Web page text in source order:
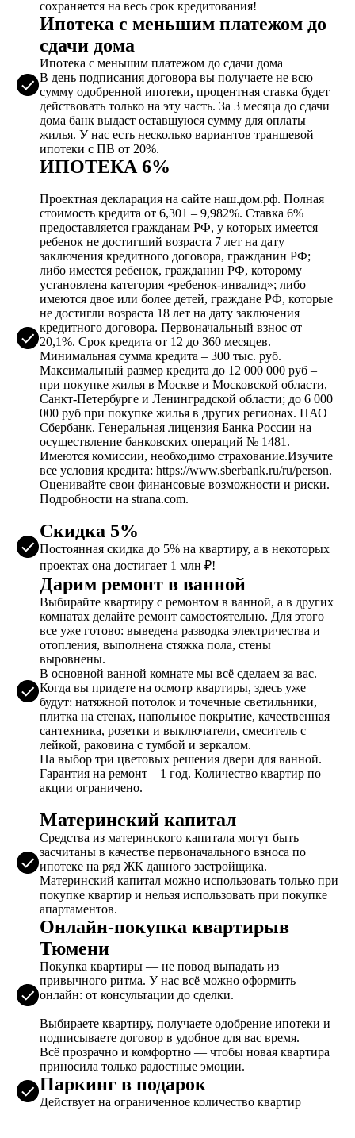
сохраняется на весь срок кредитования!
Ипотека с меньшим платежом до
сдачи дома
Ипотека с меньшим платежом до сдачи дома
В день подписания договора вы получаете не всю
сумму одобренной ипотеки, процентная ставка будет
действовать только на эту часть. За 3 месяца до сдачи
дома банк выдаст оставшуюся сумму для оплаты
жилья. У нас есть несколько вариантов траншевой
ипотеки с ПВ от 20%.
ИПОТЕКА 6%
Проектная декларация на сайте наш.дом.рф. Полная
стоимость кредита от 6,301 – 9,982%. Ставка 6%
предоставляется гражданам РФ, у которых имеется
ребенок не достигший возраста 7 лет на дату
заключения кредитного договора, гражданин РФ;
либо имеется ребенок, гражданин РФ, которому
установлена категория «ребенок-инвалид»; либо
имеются двое или более детей, граждане РФ, которые
не достигли возраста 18 лет на дату заключения
кредитного договора. Первоначальный взнос от
20,1%. Срок кредита от 12 до 360 месяцев.
Минимальная сумма кредита – 300 тыс. руб.
Максимальный размер кредита до 12 000 000 руб –
при покупке жилья в Москве и Московской области,
Санкт-Петербурге и Ленинградской области; до 6 000
000 руб при покупке жилья в других регионах. ПАО
Сбербанк. Генеральная лицензия Банка России на
осуществление банковских операций № 1481.
Имеются комиссии, необходимо страхование.Изучите
все условия кредита: https://www.sberbank.ru/ru/person.
Оценивайте свои финансовые возможности и риски.
Подробности на strana.com.
Скидка 5%
Постоянная скидка до 5% на квартиру, а в некоторых
проектах она достигает 1 млн ₽!
Дарим ремонт в ванной
Выбирайте квартиру с ремонтом в ванной, а в других
комнатах делайте ремонт самостоятельно. Для этого
все уже готово: выведена разводка электричества и
отопления, выполнена стяжка пола, стены
выровнены.
В основной ванной комнате мы всё сделаем за вас.
Когда вы придете на осмотр квартиры, здесь уже
будут: натяжной потолок и точечные светильники,
плитка на стенах, напольное покрытие, качественная
сантехника, розетки и выключатели, смеситель с
лейкой, раковина с тумбой и зеркалом.
На выбор три цветовых решения двери для ванной.
Гарантия на ремонт – 1 год. Количество квартир по
акции ограничено.
Материнский капитал
Средства из материнского капитала могут быть
засчитаны в качестве первоначального взноса по
ипотеке на ряд ЖК данного застройщика.
Материнский капитал можно использовать только при
покупке квартир и нельзя использовать при покупке
апартаментов.
Онлайн-покупка квартирыв
Тюмени
Покупка квартиры — не повод выпадать из
привычного ритма. У нас всё можно оформить
онлайн: от консультации до сделки.
Выбираете квартиру, получаете одобрение ипотеки и
подписываете договор в удобное для вас время.
Всё прозрачно и комфортно — чтобы новая квартира
приносила только радостные эмоции.
Паркинг в подарок
Действует на ограниченное количество квартир